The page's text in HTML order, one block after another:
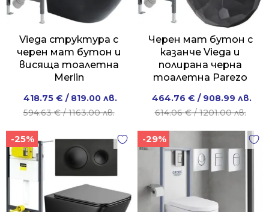
Viega структура с
черен мат бутон и
висяща тоалетна
Merlin
594.63€/ 1163.00 лв.
Original
price
594.63 €
/
1163.00 лв..
418.75 € / 819.00 лв.
Current
price
418.75 €
/
819.00 лв..
Черен мат бутон с
казанче Viega и
полирана черна
тоалетна Parezo
614.06€/ 1201.00 лв.
Original
price
/
1201.00 лв..
464.76 € / 908.99 лв.
Current
price
/
908.99 лв..
-25% -29%